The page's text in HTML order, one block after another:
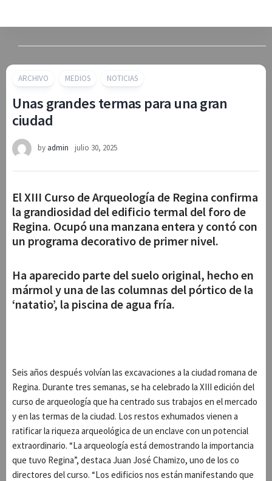
ARCHIVO MEDIOS NOTICIAS
Unas grandes termas para una gran
ciudad
by admin julio 30, 2025
El XIII Curso de Arqueología de Regina confirma
la grandiosidad del edificio termal del foro de
Regina. Ocupó una manzana entera y contó con
un programa decorativo de primer nivel.
Ha aparecido parte del suelo original, hecho en
mármol y una de las columnas del pórtico de la
‘natatio’, la piscina de agua fría.
Seis años después volvían las excavaciones a la ciudad romana de
Regina. Durante tres semanas, se ha celebrado la XIII edición del
curso de arqueología que ha centrado sus trabajos en el mercado
y en las termas de la ciudad. Los restos exhumados vienen a
ratificar la riqueza arqueológica de un enclave con un potencial
extraordinario. “La arqueología está demostrando la importancia
que tuvo Regina”, destaca Juan José Chamizo, uno de los co
directores del curso. “Los edificios nos están manifestando que